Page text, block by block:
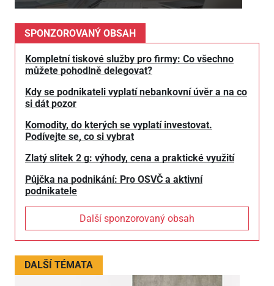
SPONZOROVANÝ OBSAH
Kompletní tiskové služby pro firmy: Co všechno
můžete pohodlně delegovat?
Kdy se podnikateli vyplatí nebankovní úvěr a na co
si dát pozor
Komodity, do kterých se vyplatí investovat.
Podívejte se, co si vybrat
Zlatý slitek 2 g: výhody, cena a praktické využití
Půjčka na podnikání: Pro OSVČ a aktivní
podnikatele
Další sponzorovaný obsah
DALŠÍ TÉMATA